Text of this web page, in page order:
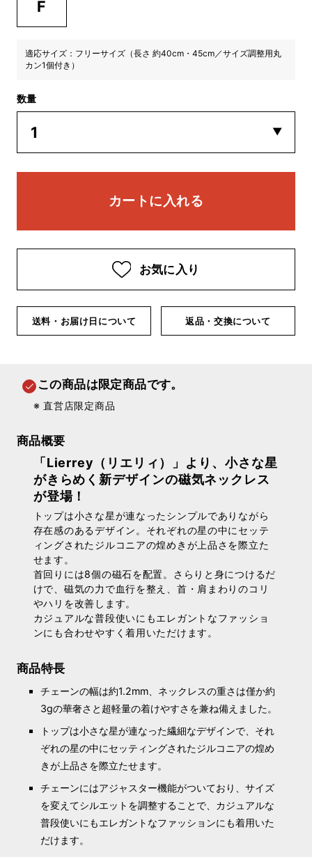
F
適応サイズ：フリーサイズ（長さ 約40cm・45cm／サイズ調整用丸
カン1個付き）
数量
お気に入り
送料・お届け日について 返品・交換について
この商品は限定商品です。
※ 直営店限定商品
商品概要
「Lierrey（リエリィ）」より、小さな星
がきらめく新デザインの磁気ネックレス
が登場！
トップは小さな星が連なったシンプルでありながら
存在感のあるデザイン。それぞれの星の中にセッテ
ィングされたジルコニアの煌めきが上品さを際立た
せます。
首回りには8個の磁石を配置。さらりと身につけるだ
けで、磁気の力で血行を整え、首・肩まわりのコリ
やハリを改善します。
カジュアルな普段使いにもエレガントなファッショ
ンにも合わせやすく着用いただけます。
商品特長
チェーンの幅は約1.2mm、ネックレスの重さは僅か約
3gの華奢さと超軽量の着けやすさを兼ね備えました。
トップは小さな星が連なった繊細なデザインで、それ
ぞれの星の中にセッティングされたジルコニアの煌め
きが上品さを際立たせます。
チェーンにはアジャスター機能がついており、サイズ
を変えてシルエットを調整することで、カジュアルな
普段使いにもエレガントなファッションにも着用いた
だけます。